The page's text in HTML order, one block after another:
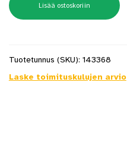
Lisää ostoskoriin
Tuotetunnus (SKU): 143368
Laske toimituskulujen arvio